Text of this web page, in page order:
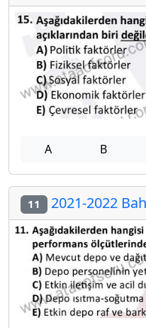
A B
11 2021-2022